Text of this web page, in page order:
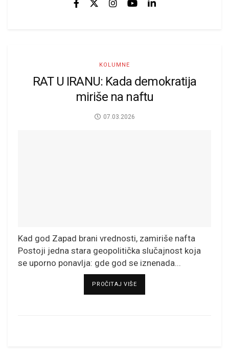
KOLUMNE
RAT U IRANU: Kada demokratija
miriše na naftu
07.03.2026
Kad god Zapad brani vrednosti, zamiriše nafta
Postoji jedna stara geopolitička slučajnost koja
se uporno ponavlja: gde god se iznenada...
PROČITAJ VIŠEDETAILS